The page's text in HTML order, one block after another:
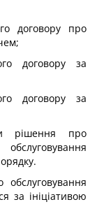
договору про
договору за
договору за
рішення про
за ініціативою